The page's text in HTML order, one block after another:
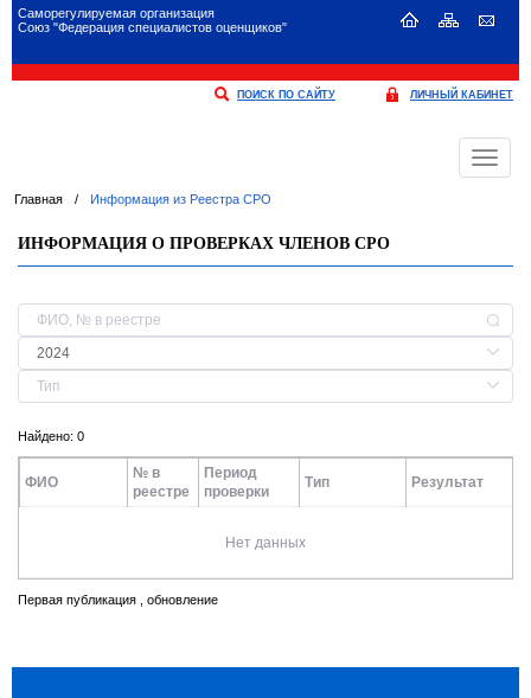
Саморегулируемая организация
Союз "Федерация специалистов оценщиков"
ПОИСК ПО САЙТУ ЛИЧНЫЙ КАБИНЕТ
Меню
Главная / Информация из Реестра СРО
ИНФОРМАЦИЯ О ПРОВЕРКАХ ЧЛЕНОВ СРО
Найдено: 0
ФИО
№ в
реестре
Период
проверки
Тип Результат
Нет данных
Первая публикация , обновление